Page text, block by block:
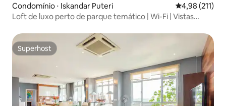
Condomínio ⋅ Iskandar Puteri 4,98 de uma
4,98 (211)
Loft de luxo perto de parque temático | Wi-Fi | Vistas
Superhost
Superhost